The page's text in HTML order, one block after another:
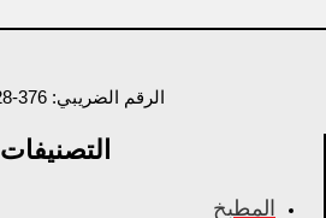
الرقم الضريبي: 376-328-413
التصنيفات
المطبخ